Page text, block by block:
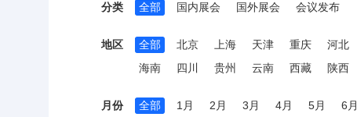
分类 全部 国内展会 国外展会 会议发布
地区 全部 北京 上海 天津 重庆 河北
海南
四川 贵州 云南 西藏 陕西
月份 全部 1月 2月 3月 4月 5月 6月